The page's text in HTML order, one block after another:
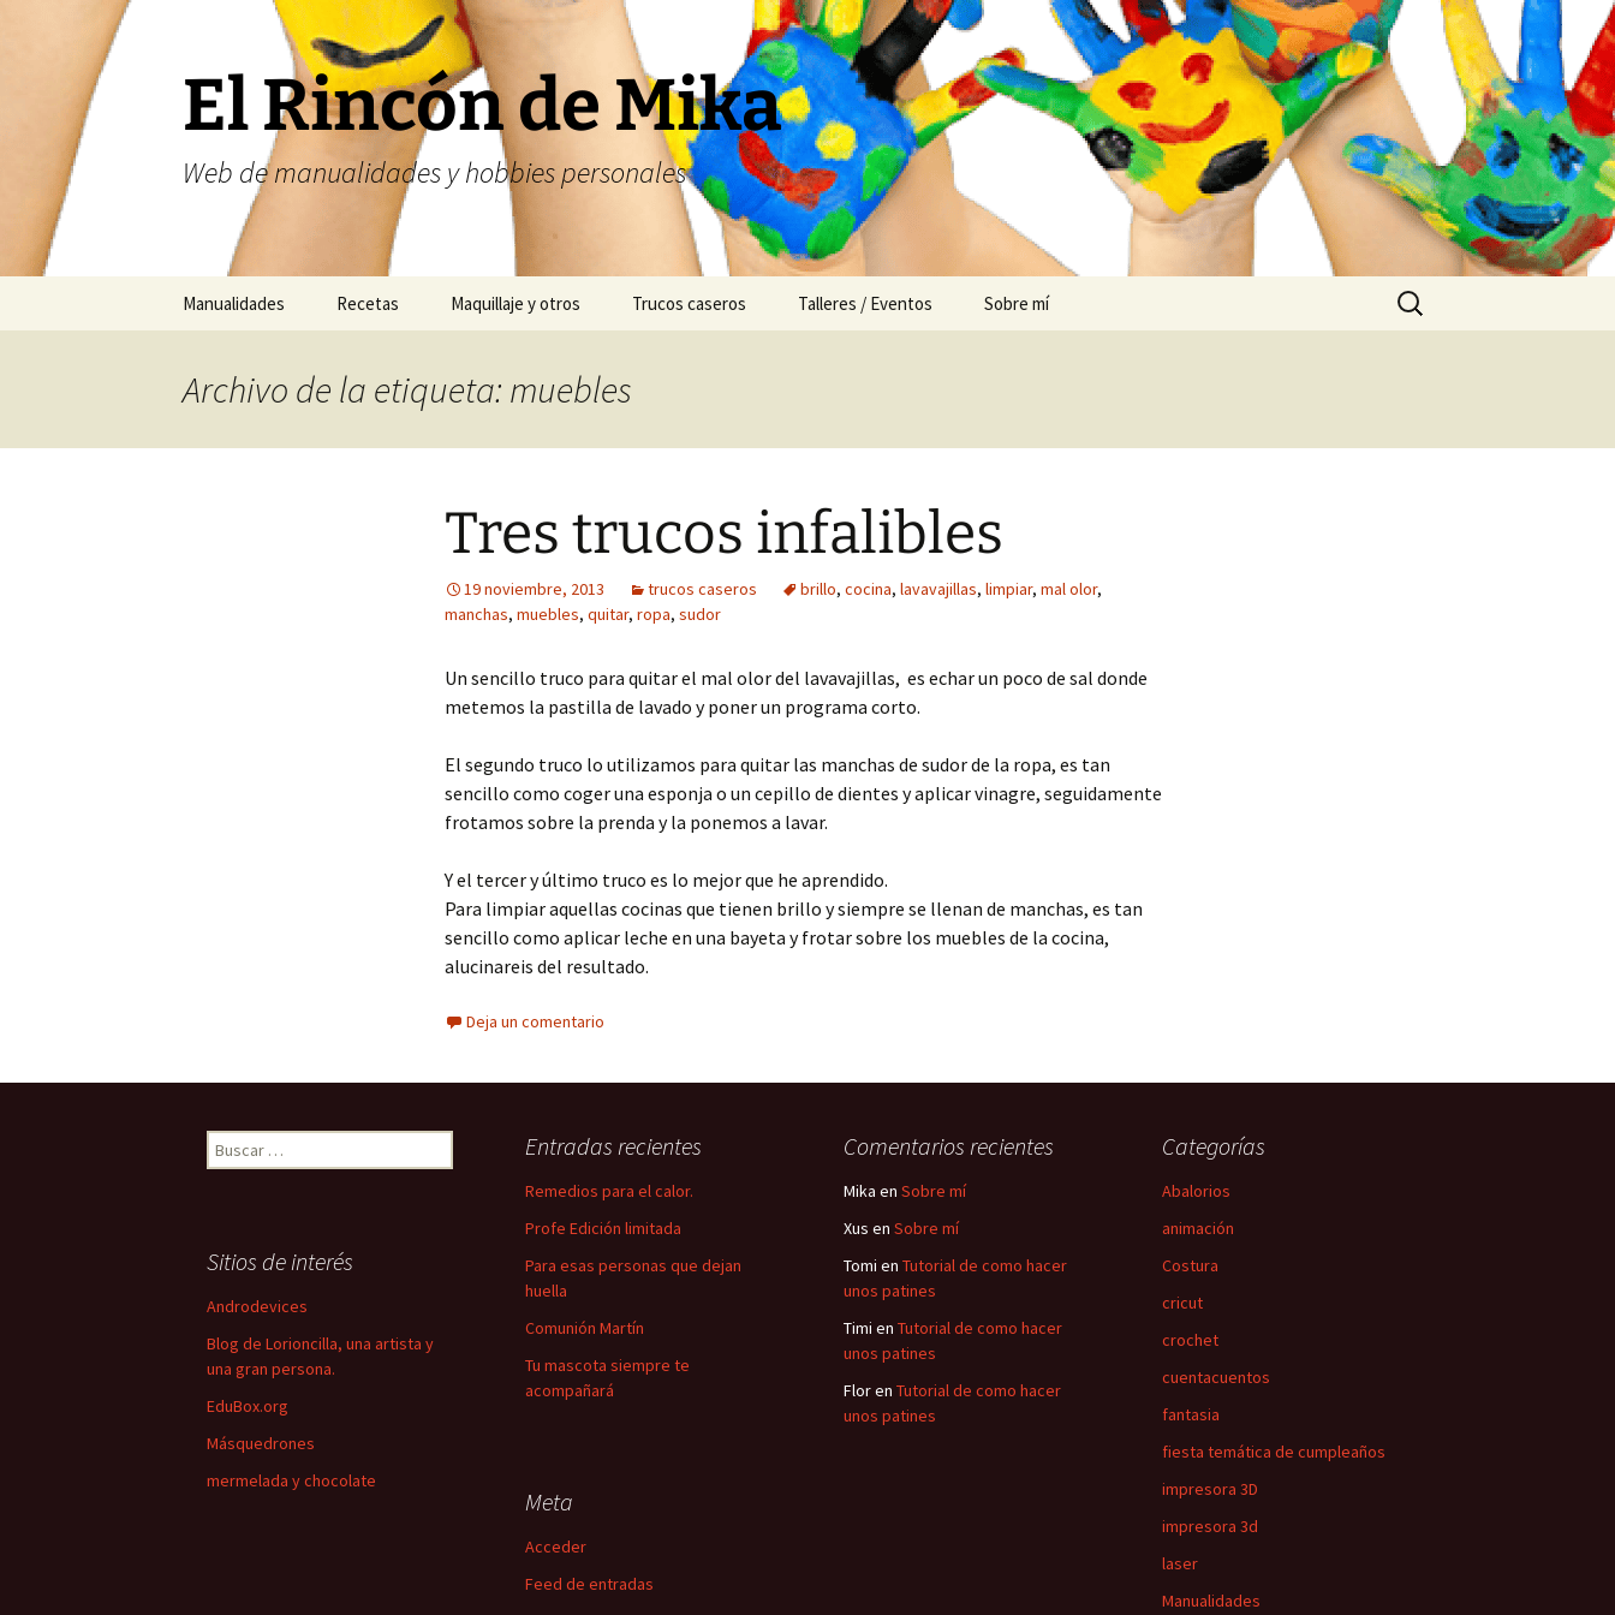
El Rincón de Mika
Web de manualidades y hobbies personales
Manualidades Recetas Maquillaje y otros Trucos caseros Talleres / Eventos Sobre mí
Buscar:
Archivo de la etiqueta: muebles
Tres trucos infalibles
19 noviembre, 2013 trucos caseros brillo, cocina, lavavajillas, limpiar, mal olor,
manchas, muebles, quitar, ropa, sudor
Un sencillo truco para quitar el mal olor del lavavajillas, es echar un poco de sal donde
metemos la pastilla de lavado y poner un programa corto.
El segundo truco lo utilizamos para quitar las manchas de sudor de la ropa, es tan
sencillo como coger una esponja o un cepillo de dientes y aplicar vinagre, seguidamente
frotamos sobre la prenda y la ponemos a lavar.
Y el tercer y último truco es lo mejor que he aprendido.
Para limpiar aquellas cocinas que tienen brillo y siempre se llenan de manchas, es tan
sencillo como aplicar leche en una bayeta y frotar sobre los muebles de la cocina,
alucinareis del resultado.
Deja un comentario
Buscar: Entradas recientes
Remedios para el calor.
Profe Edición limitada
Para esas personas que dejan
huella
Comunión Martín
Tu mascota siempre te
acompañará
Comentarios recientes
Mika en Sobre mí
Xus en Sobre mí
Tomi en Tutorial de como hacer
unos patines
Timi en Tutorial de como hacer
unos patines
Floren Tutorial de como hacer
unos patines
Categorías
Abalorios
animación
Costura
cricut
crochet
cuentacuentos
fantasia
fiesta temática de cumpleaños
impresora 3D
impresora 3d
laser
Manualidades
Sitios de interés
Androdevices
Blog de Lorioncilla, una artista y
una gran persona.
EduBox.org
Másquedrones
mermelada y chocolate
Meta
Acceder
Feed de entradas